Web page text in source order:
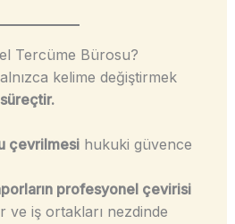
Tercüme Bürosu?
kelime değiştirmek
çevrilmesihukuki güvence
profesyonel çevirisi
ve iş ortakları nezdinde